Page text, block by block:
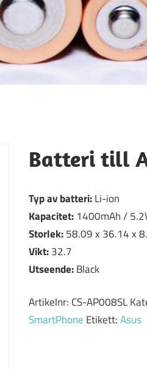
Batteri till
Typ av batteri:Li-ion
Kapacitet: 1400mAh /
Storlek:58.09 x 36.14 x
Vikt:32.7
Utseende:Black
Artikelnr: CS-AP008SL
SmartPhone Etikett:Asus